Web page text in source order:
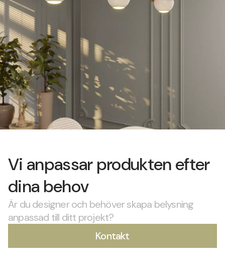
Vi anpassar produkten efter
dina behov
Är du designer och behöver skapa belysning
anpassad till ditt projekt?
Kontakt